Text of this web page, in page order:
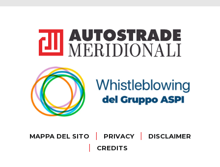
MAPPA DEL SITO PRIVACY DISCLAIMER
CREDITS